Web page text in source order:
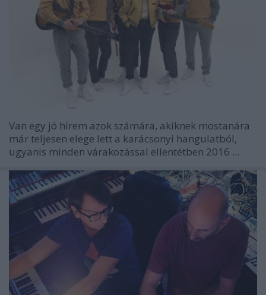
Van egy jó hírem azok számára, akiknek mostanára
már teljesen elege lett a karácsonyi hangulatból,
ugyanis minden várakozással ellentétben 2016 ...